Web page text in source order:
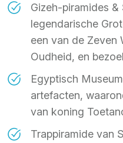
Gizeh-piramides
legendarische
een van de Zeven
Oudheid, en
Egyptisch
artefacten,
van koning
Trappiramide van